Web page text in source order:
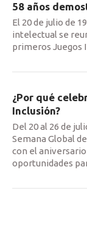
58 años
El 20 de julio de
intelectual se
primeros Juegos
¿Por qué
Inclusión?
Del 20 al 26 de
Semana Global
con el
oportunidades